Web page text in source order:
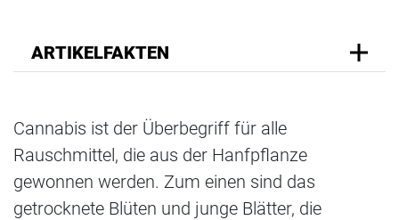
ARTIKELFAKTEN
Cannabis ist der Überbegriff für alle
Rauschmittel, die aus der Hanfpflanze
gewonnen werden. Zum einen sind das
getrocknete Blüten und junge Blätter, die